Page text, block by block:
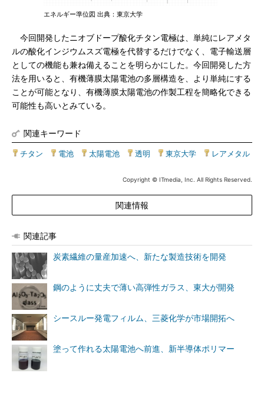
エネルギー準位図 出典：東京大学
今回開発したニオブドープ酸化チタン電極は、単純にレアメタ
ルの酸化インジウムスズ電極を代替するだけでなく、電子輸送層
としての機能も兼ね備えることを明らかにした。今回開発した方
法を用いると、有機薄膜太陽電池の多層構造を、より単純にする
ことが可能となり、有機薄膜太陽電池の作製工程を簡略化できる
可能性も高いとみている。
関連キーワード
チタン 電池 太陽電池 透明 東京大学 レアメタル
Copyright © ITmedia, Inc. All Rights Reserved.
関連情報
関連記事
炭素繊維の量産加速へ、新たな製造技術を開発
鋼のように丈夫で薄い高弾性ガラス、東大が開発
シースルー発電フィルム、三菱化学が市場開拓へ
塗って作れる太陽電池へ前進、新半導体ポリマー